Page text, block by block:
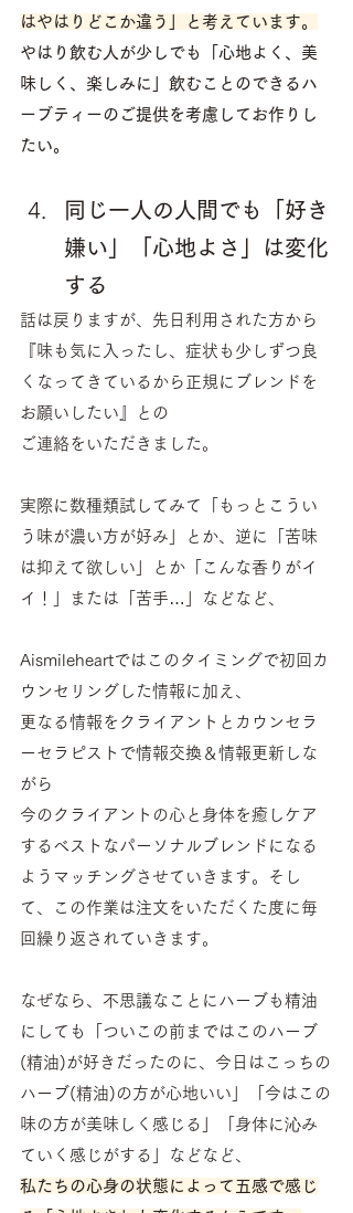
はやはりどこか違う」と考えています。
やはり飲む人が少しでも「心地よく、美
味しく、楽しみに」飲むことのできるハ
ーブティーのご提供を考慮してお作りし
たい。
同じ一人の人間でも「好き
嫌い」「心地よさ」は変化
する
話は戻りますが、先日利用された方から
『味も気に入ったし、症状も少しずつ良
くなってきているから正規にブレンドを
お願いしたい』との
ご連絡をいただきました。
実際に数種類試してみて「もっとこうい
う味が濃い方が好み」とか、逆に「苦味
は抑えて欲しい」とか「こんな香りがイ
イ！」または「苦手…」などなど、
Aismileheartではこのタイミングで初回カ
ウンセリングした情報に加え、
更なる情報をクライアントとカウンセラ
ーセラピストで情報交換＆情報更新しな
がら
今のクライアントの心と身体を癒しケア
するベストなパーソナルブレンドになる
ようマッチングさせていきます。そし
て、この作業は注文をいただくた度に毎
回繰り返されていきます。
なぜなら、不思議なことにハーブも精油
にしても「ついこの前まではこのハーブ
(精油)が好きだったのに、今日はこっちの
ハーブ(精油)の方が心地いい」「今はこの
味の方が美味しく感じる」「身体に沁み
ていく感じがする」などなど、
私たちの心身の状態によって五感で感じ